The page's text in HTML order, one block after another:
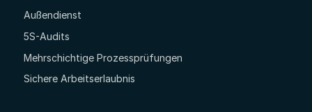
Außendienst
5S-Audits
Mehrschichtige Prozessprüfungen
Sichere Arbeitserlaubnis